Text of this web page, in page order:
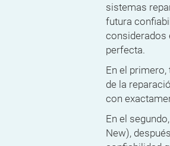
sistemas
futura
considerados
perfecta.
En el primero,
de la
con
En el
New),